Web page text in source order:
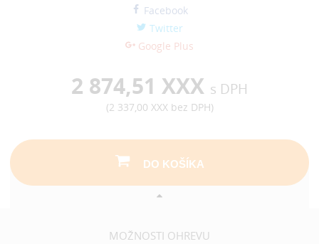
Facebook
Twitter
Google Plus
2 874,51 XXX s DPH
(2 337,00 XXXbez DPH)
DO KOŠÍKA
MOŽNOSTI OHREVU